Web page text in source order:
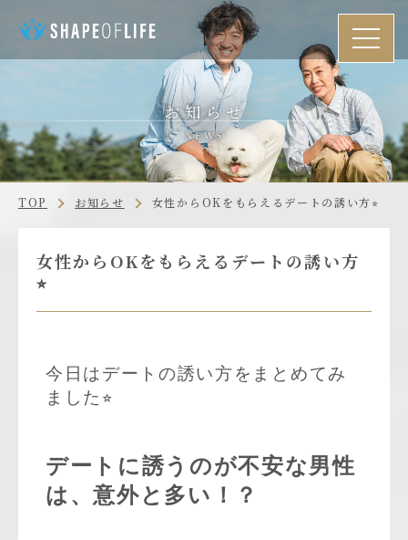
TOP お知らせ 女性からOKをもらえるデートの誘い方⭐︎
女性からOKをもらえるデートの誘い方
⭐︎
今日はデートの誘い方をまとめてみ
ました⭐︎
デートに誘うのが不安な男性
は、意外と多い！？